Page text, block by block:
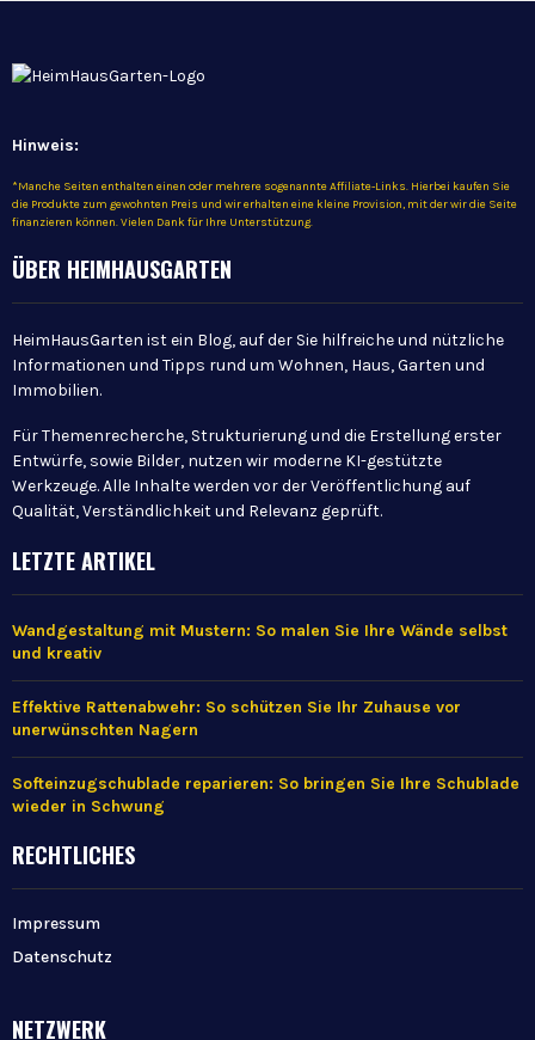
Hinweis:
*Manche Seiten enthalten einen oder mehrere sogenannte Affiliate-Links. Hierbei kaufen Sie
die Produkte zum gewohnten Preis und wir erhalten eine kleine Provision, mit der wir die Seite
finanzieren können. Vielen Dank für Ihre Unterstützung.
ÜBER HEIMHAUSGARTEN
HeimHausGarten ist ein Blog, auf der Sie hilfreiche und nützliche
Informationen und Tipps rund um Wohnen, Haus, Garten und
Immobilien.
Für Themenrecherche, Strukturierung und die Erstellung erster
Entwürfe, sowie Bilder, nutzen wir moderne KI-gestützte
Werkzeuge. Alle Inhalte werden vor der Veröffentlichung auf
Qualität, Verständlichkeit und Relevanz geprüft.
LETZTE ARTIKEL
Wandgestaltung mit Mustern: So malen Sie Ihre Wände selbst
und kreativ
Effektive Rattenabwehr: So schützen Sie Ihr Zuhause vor
unerwünschten Nagern
Softeinzugschublade reparieren: So bringen Sie Ihre Schublade
wieder in Schwung
RECHTLICHES
Impressum
Datenschutz
NETZWERK